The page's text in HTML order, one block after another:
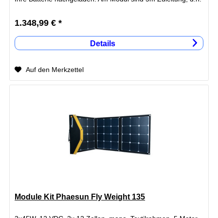
1.348,99 € *
Details
Auf den Merkzettel
Module Kit Phaesun Fly Weight 135